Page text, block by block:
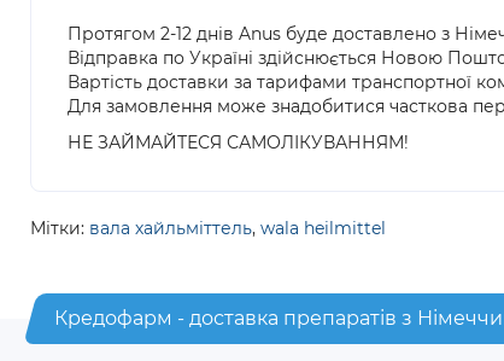
Протягом 2-12 днів Anus буде доставлено з
Відправка по Україні здійснюється Новою
Вартість доставки за тарифами транспортної
Для замовлення може знадобитися часткова
НЕ ЗАЙМАЙТЕСЯ САМОЛІКУВАННЯМ!
Мітки: вала хайльміттель, wala heilmittel
Кредофарм - доставка препаратів з